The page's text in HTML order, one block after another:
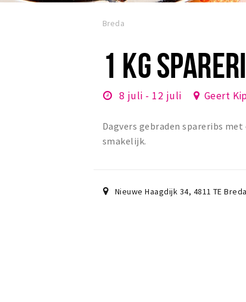
Breda
1 KG
8 juli - 12 juli Geert
Dagvers gebraden spareribs
smakelijk.
Nieuwe Haagdijk 34, 4811 TE Breda